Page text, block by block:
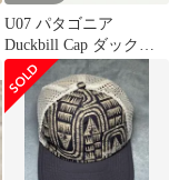
U07 パタゴニア
Duckbill Cap ダックビ
ルキャップ FLSK